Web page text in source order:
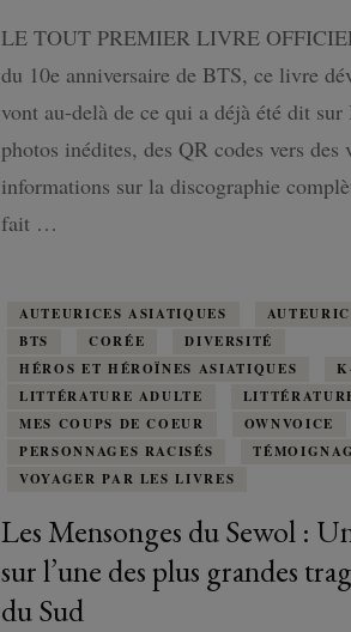
ISLANDE
PAYS-BAS
the
10
ans
souvenirs
de
BTS,
tous
les
ARMYs
LE TOUT PREMIER LIVRE
du 10e anniversaire de BTS, ce livre
vont au-delà de ce qui a déjà été dit
photos inédites, des QR codes vers des
informations sur la discographie
fait …
AUTEURICES ASIATIQUES
BTS
CORÉE
DIVERSITÉ
HÉROS ET HÉROÏNES ASIATIQUES
LITTÉRATURE ADULTE
MES COUPS DE COEUR
OWNVOICE
PERSONNAGES RACISÉS
VOYAGER PAR LES LIVRES
Les Mensonges du Sewol :
sur l’une des plus grandes
du Sud